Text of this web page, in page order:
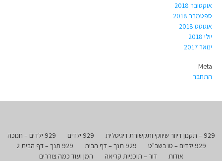
אוקטובר 2018
ספטמבר 2018
אוגוסט 2018
יולי 2018
ינואר 2017
Meta
התחבר
929 – תקנון דיוור שיווקי ותקשורת דיגיטלית 929 ילדים
929 ילדים – חנוכה
929 ילדים – טו בשב"ט
929 תנך – דף הבית
929 תנך – דף הבית 2
אודות
דור – תוכניות קריאה
המן ועוד כמה צוררים